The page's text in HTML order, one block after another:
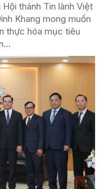
thánh Tin lành Việt
Khang mong muốn
thực hóa mục tiêu